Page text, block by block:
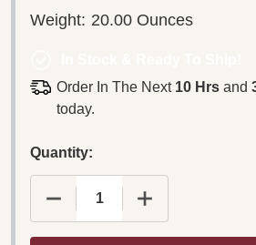
Weight: 20.00 Ounces
Order In The Next 10 Hrsand
today.
Quantity:
DECREASE QUANTITY OF
INCREASE